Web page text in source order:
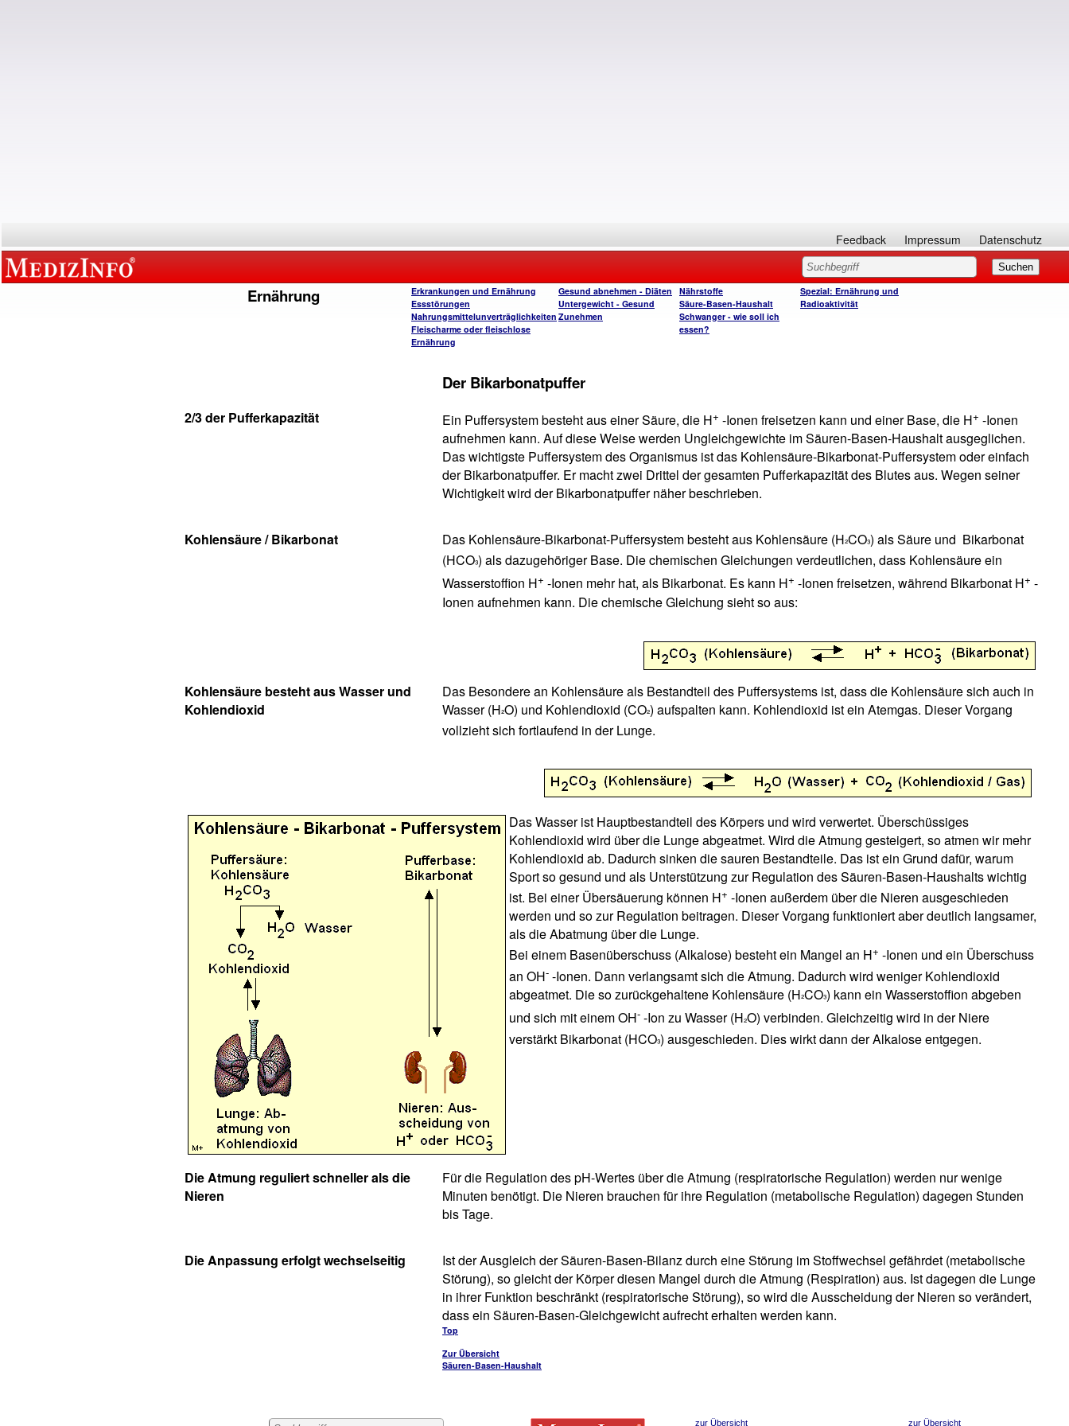
Feedback Impressum Datenschutz
Ernährung
Erkrankungen und Ernährung
Essstörungen
Nahrungsmittelunverträglichkeiten
Fleischarme oder fleischlose
Ernährung
Gesund abnehmen - Diäten
Untergewicht - Gesund
Zunehmen
Nährstoffe
Säure-Basen-Haushalt
Schwanger - wie soll ich
essen?
Spezial: Ernährung und
Radioaktivität
Der Bikarbonatpuffer
2/3 der Pufferkapazität Ein Puffersystem besteht aus einer Säure, die H+ -Ionen freisetzen kann und einer Base, die H+ -Ionen
aufnehmen kann. Auf diese Weise werden Ungleichgewichte im Säuren-Basen-Haushalt ausgeglichen.
Das wichtigste Puffersystem des Organismus ist das Kohlensäure-Bikarbonat-Puffersystem oder einfach
der Bikarbonatpuffer. Er macht zwei Drittel der gesamten Pufferkapazität des Blutes aus. Wegen seiner
Wichtigkeit wird der Bikarbonatpuffer näher beschrieben.
Kohlensäure / Bikarbonat Das Kohlensäure-Bikarbonat-Puffersystem besteht aus Kohlensäure (H²CO³) als Säure und Bikarbonat
(HCO³) als dazugehöriger Base. Die chemischen Gleichungen verdeutlichen, dass Kohlensäure ein
Wasserstoffion H+ -Ionen mehr hat, als Bikarbonat. Es kann H+ -Ionen freisetzen, während Bikarbonat H+ -
Ionen aufnehmen kann. Die chemische Gleichung sieht so aus:
Kohlensäure besteht aus Wasser und
Kohlendioxid
Das Besondere an Kohlensäure als Bestandteil des Puffersystems ist, dass die Kohlensäure sich auch in
Wasser (H²O) und Kohlendioxid (CO²) aufspalten kann. Kohlendioxid ist ein Atemgas. Dieser Vorgang
vollzieht sich fortlaufend in der Lunge.
Das Wasser ist Hauptbestandteil des Körpers und wird verwertet. Überschüssiges
Kohlendioxid wird über die Lunge abgeatmet. Wird die Atmung gesteigert, so atmen wir mehr
Kohlendioxid ab. Dadurch sinken die sauren Bestandteile. Das ist ein Grund dafür, warum
Sport so gesund und als Unterstützung zur Regulation des Säuren-Basen-Haushalts wichtig
ist. Bei einer Übersäuerung können H+ -Ionen außerdem über die Nieren ausgeschieden
werden und so zur Regulation beitragen. Dieser Vorgang funktioniert aber deutlich langsamer,
als die Abatmung über die Lunge.
Bei einem Basenüberschuss (Alkalose) besteht ein Mangel an H+ -Ionen und ein Überschuss
an OH- -Ionen. Dann verlangsamt sich die Atmung. Dadurch wird weniger Kohlendioxid
abgeatmet. Die so zurückgehaltene Kohlensäure (H²CO³) kann ein Wasserstoffion abgeben
und sich mit einem OH- -Ion zu Wasser (H²O) verbinden. Gleichzeitig wird in der Niere
verstärkt Bikarbonat (HCO³) ausgeschieden. Dies wirkt dann der Alkalose entgegen.
Die Atmung reguliert schneller als die
Nieren
Für die Regulation des pH-Wertes über die Atmung (respiratorische Regulation) werden nur wenige
Minuten benötigt. Die Nieren brauchen für ihre Regulation (metabolische Regulation) dagegen Stunden
bis Tage.
Die Anpassung erfolgt wechselseitig
Ist der Ausgleich der Säuren-Basen-Bilanz durch eine Störung im Stoffwechsel gefährdet (metabolische
Störung), so gleicht der Körper diesen Mangel durch die Atmung (Respiration) aus. Ist dagegen die Lunge
in ihrer Funktion beschränkt (respiratorische Störung), so wird die Ausscheidung der Nieren so verändert,
dass ein Säuren-Basen-Gleichgewicht aufrecht erhalten werden kann.
Top
Zur Übersicht
Säuren-Basen-Haushalt
zur Übersicht zur Übersicht